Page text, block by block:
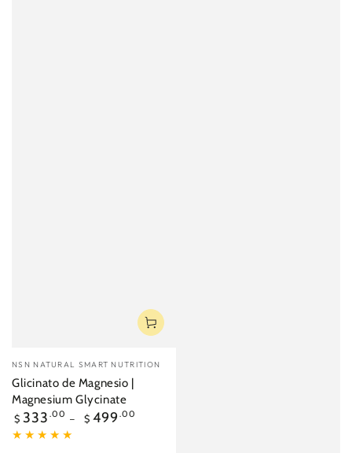
Vendedor:
NSN NATURAL SMART NUTRITION
Glicinato de Magnesio |
Magnesium Glycinate
Precio
regular
$ 333 .00 $ 499 .00